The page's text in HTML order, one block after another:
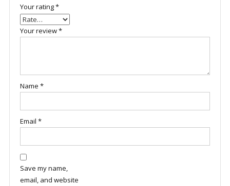
Your rating*
Your review*
Name *
Email *
Save my name,
email, and website